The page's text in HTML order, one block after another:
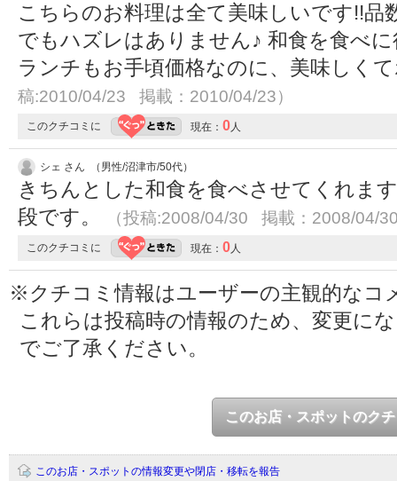
こちらのお料理は全て美味しいです!!品
でもハズレはありません♪ 和食を食べ
ランチもお手頃価格なのに、美味しく
稿:2010/04/23 掲載：2010/04/23）
このクチコミに 現在： 0人
シェ さん （男性/沼津市/50代）
きちんとした和食を食べさせてくれま
段です。
（投稿:2008/04/30 掲載：2008/04/
このクチコミに 現在： 0人
※クチコミ情報はユーザーの主観的なコ
これらは投稿時の情報のため、変更に
でご了承ください。
このお店・スポットのク
このお店・スポットの情報変更や閉店・移転を報告